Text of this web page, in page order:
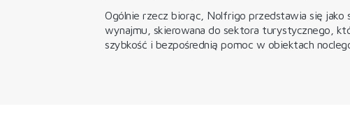
Ogólnie rzecz biorąc, Nolfrigo przedstawia się jako
wynajmu, skierowana do sektora turystycznego,
szybkość i bezpośrednią pomoc w obiektach